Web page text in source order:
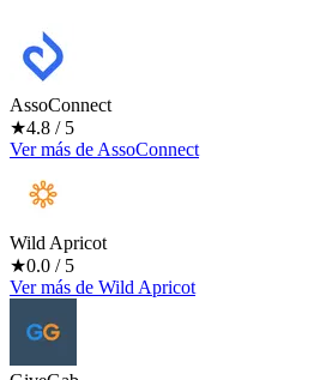
AssoConnect
★4.8 / 5
Ver más de AssoConnect
Wild Apricot
★0.0 / 5
Ver más de Wild Apricot